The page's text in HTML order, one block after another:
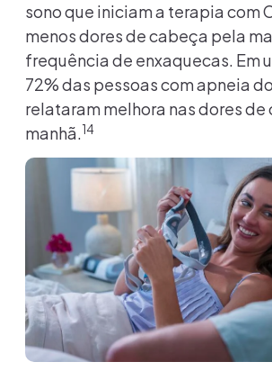
sono que iniciam a terapia com
menos dores de cabeça pela
frequência de enxaquecas. Em
72% das pessoas com apneia
relataram melhora nas dores
manhã.14